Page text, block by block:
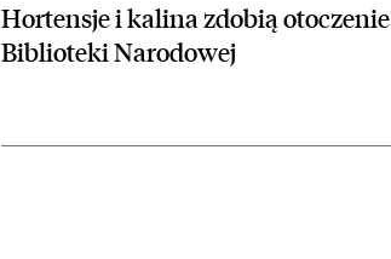
Hortensje i kalina zdobią otoczenie
Biblioteki Narodowej